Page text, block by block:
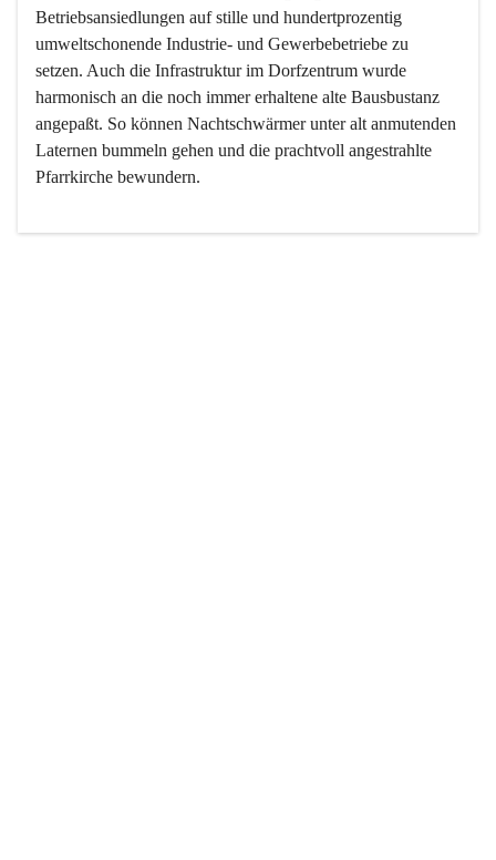
Betriebsansiedlungen auf stille und hundertprozentig
umweltschonende Industrie- und Gewerbebetriebe zu
setzen. Auch die Infrastruktur im Dorfzentrum wurde
harmonisch an die noch immer erhaltene alte Bausbustanz
angepaßt. So können Nachtschwärmer unter alt anmutenden
Laternen bummeln gehen und die prachtvoll angestrahlte
Pfarrkirche bewundern.
Der Weinbau dominert heute nicht mehr, ist aber integrativer